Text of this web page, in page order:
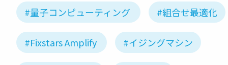
#量子コンピューティング #組合せ最適化
#Fixstars Amplify #イジングマシン